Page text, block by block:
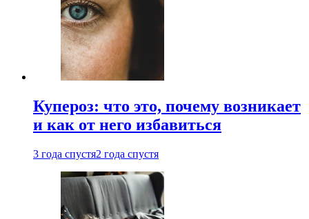
Купероз: что это, почему возникает
и как от него избавиться
3 года спустя2 года спустя